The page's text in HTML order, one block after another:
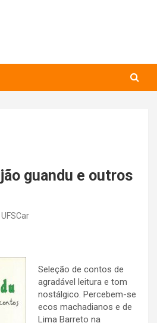
guandu e outros
UFSCar
Seleção de contos de
agradável leitura e tom
nostálgico. Percebem-se
ecos machadianos e de
Lima Barreto na